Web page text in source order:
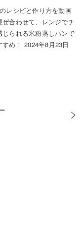
レシピと作り方を動画
合わせて、レンジでチ
られる米粉蒸しパンで
め！ 2024年8月23日